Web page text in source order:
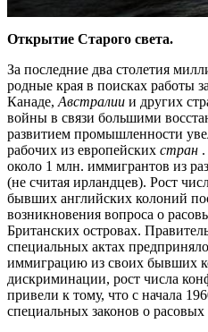
Открытие Старого света.
За последние два столетия
родные края в поисках работы
Канаде, Австралии и других
войны в связи большими
развитием промышленности
рабочих из европейских стран
около 1 млн. иммигрантов из
(не считая ирландцев). Рост
бывших английских колоний
возникновения вопроса о
Британских островах.
специальных актах
иммиграцию из своих бывших
дискриминации, рост числа
привели к тому, что с начала
специальных законов о